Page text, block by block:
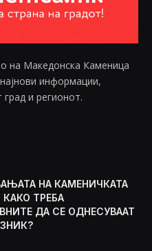
на Македонска Каменица
информации,
и регионот.
НА КАМЕНИЧКАТА
КАКО ТРЕБА
ДА СЕ ОДНЕСУВААТ